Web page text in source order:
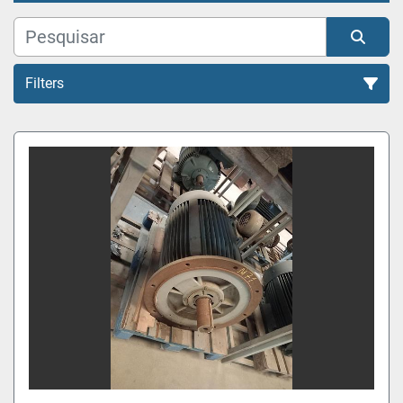
Filters
Todas as Categorias
Organizar por